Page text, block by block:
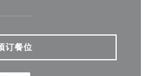
订餐位